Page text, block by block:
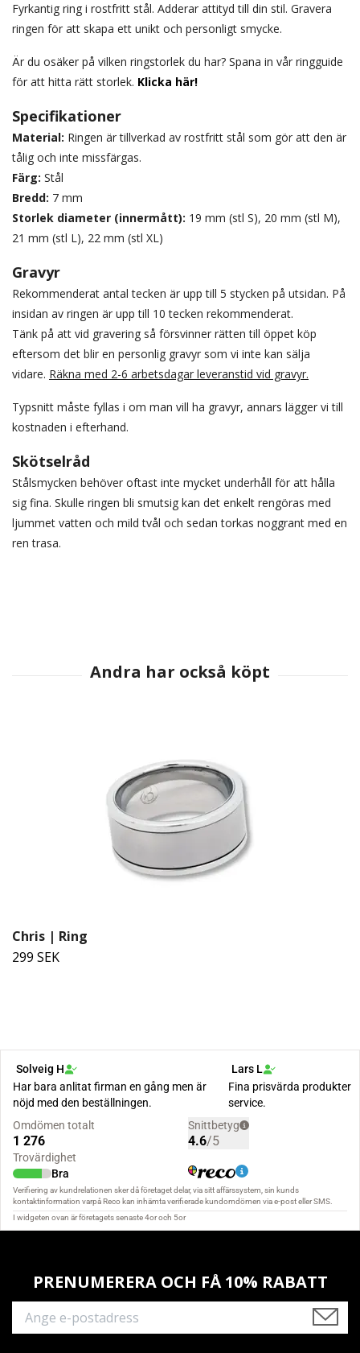
Fyrkantig ring i rostfritt stål. Adderar attityd till din stil. Gravera
ringen för att skapa ett unikt och personligt smycke.
Är du osäker på vilken ringstorlek du har? Spana in vår ringguide
för att hitta rätt storlek. Klicka här!
Specifikationer
Material: Ringen är tillverkad av rostfritt stål som gör att den är
tålig och inte missfärgas.
Färg: Stål
Bredd: 7 mm
Storlek diameter (innermått): 19 mm (stl S), 20 mm (stl M),
21 mm (stl L), 22 mm (stl XL)
Gravyr
Rekommenderat antal tecken är upp till 5 stycken på utsidan. På
insidan av ringen är upp till 10 tecken rekommenderat.
Tänk på att vid gravering så försvinner rätten till öppet köp
eftersom det blir en personlig gravyr som vi inte kan sälja
vidare. Räkna med 2-6 arbetsdagar leveranstid vid gravyr.
Typsnitt måste fyllas i om man vill ha gravyr, annars lägger vi till
kostnaden i efterhand.
Skötselråd
Stålsmycken behöver oftast inte mycket underhåll för att hålla
sig fina. Skulle ringen bli smutsig kan det enkelt rengöras med
ljummet vatten och mild tvål och sedan torkas noggrant med en
ren trasa.
Chris | Ring
299 SEK
PRENUMERERA OCH FÅ 10% RABATT